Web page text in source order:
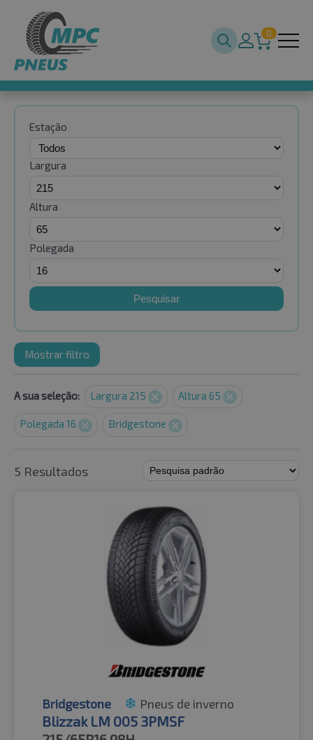
0
Estação
Largura
Altura
Polegada
Pesquisar
Mostrar filtro
A sua seleção: Largura 215 Altura 65
Polegada 16 Bridgestone
5 Resultados
Bridgestone Pneus de inverno
Blizzak LM 005 3PMSF